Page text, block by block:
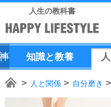
人生の教科書
知識と教養 人
人と関係 自分磨き